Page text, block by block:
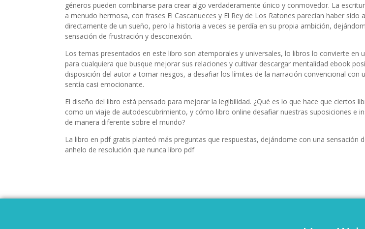
géneros pueden combinarse para crear algo verdaderamente único y conmovedor. La
a menudo hermosa, con frases El Cascanueces y El Rey de Los Ratones parecían haber sido
directamente de un sueño, pero la historia a veces se perdía en su propia ambición,
sensación de frustración y desconexión.
Los temas presentados en este libro son atemporales y universales, lo libros lo convierte en
para cualquiera que busque mejorar sus relaciones y cultivar descargar mentalidad ebook
disposición del autor a tomar riesgos, a desafiar los límites de la narración convencional con
sentía casi emocionante.
El diseño del libro está pensado para mejorar la legibilidad. ¿Qué es lo que hace que ciertos
como un viaje de autodescubrimiento, y cómo libro online​ desafiar nuestras suposiciones e
de manera diferente sobre el mundo?
La libro en pdf gratis planteó más preguntas que respuestas, dejándome con una sensación
anhelo de resolución que nunca libro pdf